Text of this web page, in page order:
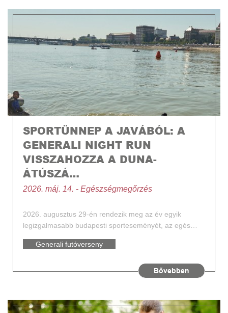
SPORTÜNNEP A JAVÁBÓL: A
GENERALI NIGHT RUN
VISSZAHOZZA A DUNA-
ÁTÚSZÁ…
2026. máj. 14. - Egészségmegőrzés
2026. augusztus 29-én rendezik meg az év egyik
legizgalmasabb budapesti sporteseményét, az egés…
Generali futóverseny
Bővebben